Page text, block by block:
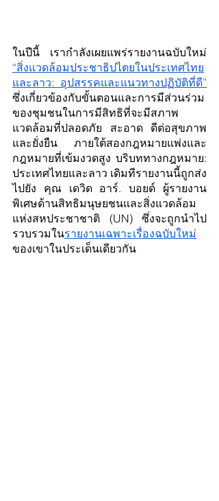
“สิ่งแวดล้อมประชาธิปไตยในประเทศไทย
และลาว: อุปสรรคและแนวทางปฏิบัติที่ดี”
ซึ่งเกี่ยวข้องกับขั้นตอนและการมีส่วนร่วม
ของชุมชนในการมีสิทธิที่จะมีสภาพ
แวดล้อมที่ปลอดภัย สะอาด ดีต่อสุขภาพ
และยั่งยืน ภายใต้สองกฎหมายแพ่งและ
กฎหมายที่เข้มงวดสูง บริบททางกฎหมาย:
ประเทศไทยและลาว เดิมทีรายงานนี้ถูกส่ง
ไปยัง คุณ เดวิด อาร์. บอยด์ ผู้รายงาน
พิเศษด้านสิทธิมนุษยชนและสิ่งแวดล้อม
แห่งสหประชาชาติ (UN) ซึ่งจะถูกนำไป
รวบรวมในรายงานเฉพาะเรื่องฉบับใหม่
ของเขาในประเด็นเดียวกัน